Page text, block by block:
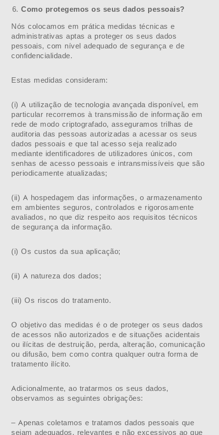
Como protegemos os seus dados pessoais?
Nós colocamos em prática medidas técnicas e
administrativas aptas a proteger os seus dados
pessoais, com nível adequado de segurança e de
confidencialidade.
Estas medidas consideram:
(i) A utilização de tecnologia avançada disponível, em
particular recorremos à transmissão de informação em
rede de modo criptografado, asseguramos trilhas de
auditoria das pessoas autorizadas a acessar os seus
dados pessoais e que tal acesso seja realizado
mediante identificadores de utilizadores únicos, com
senhas de acesso pessoais e intransmissíveis que são
periodicamente atualizadas;
(ii) A hospedagem das informações, o armazenamento
em ambientes seguros, controlados e rigorosamente
avaliados, no que diz respeito aos requisitos técnicos
de segurança da informação.
(i) Os custos da sua aplicação;
(ii) A natureza dos dados;
(iii) Os riscos do tratamento.
O objetivo das medidas é o de proteger os seus dados
de acessos não autorizados e de situações acidentais
ou ilícitas de destruição, perda, alteração, comunicação
ou difusão, bem como contra qualquer outra forma de
tratamento ilícito.
Adicionalmente, ao tratarmos os seus dados,
observamos as seguintes obrigações:
– Apenas coletamos e tratamos dados pessoais que
sejam adequados, relevantes e não excessivos ao que